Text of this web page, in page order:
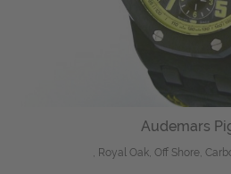
Audemars
, Royal Oak, Off Shore,